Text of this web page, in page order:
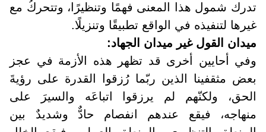
تدرك شمول هذا المعنى فهمًا وتنظيرًا، وتتحركُ مع
غيرها لتنفيذه في الواقع تطبيقًا وتنزيلًا.
ميدان القول غير ميدان الجهاد:
وفي أحايين أخرى قد تظهر هذه الأزمة في عجز
بعض مثقفينا الذين ربّما رُزقوا القدرة على رؤيةَ
الحق، ولكنّهم لم يرزقوا اتباعَه والسيرَ على
منهاجه، فيقع عندهم انفصام حادٌّ وشديدٌ بين